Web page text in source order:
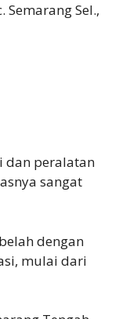
Semarang Sel.,
dan peralatan
sangat
dengan
mulai dari